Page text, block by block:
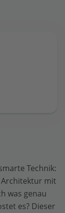
Technik:
mit
was genau
es? Dieser